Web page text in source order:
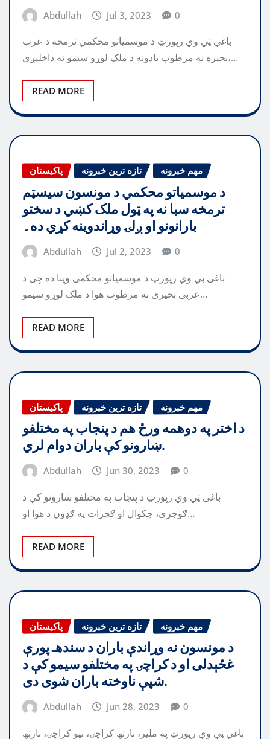
Abdullah Jul 3, 2023 0
باغي ټي وي رپورټ د موسمياتو محکمي ترمخه د عرب
بحيره نه مرطوب بادونه د ملک لوړو سيمو ته داخليږي،…
READ MORE
پاکیستان تازه ترین خبرونه مهم خبرونه
د موسمياتو محکمي د مونسون سيسټم
ترمخه سبا نه په ټول ملک کښي د سختو
بارانونو او ږلۍ وړاندوينه کړي ده۔
Abdullah Jul 2, 2023 0
باغی ټي وي رپورټ د موسمیاتو محکمی وینا ده چی د
عربی بحیری نه مرطوب هوا د ملک لوړو سیمو…
READ MORE
پاکیستان تازه ترین خبرونه مهم خبرونه
د اختر په دوهمه ورځ هم د پنجاب په مختلفو
ښارونو کې باران دوام لري.
Abdullah Jun 30, 2023 0
باغی ټي وي رپورټ د پنجاب په مختلفو ښارونو کې د
ګوجرې، چکوال او ګجرات په ګډون د هوا او…
READ MORE
پاکیستان تازه ترین خبرونه مهم خبرونه
د مونسون نه وړاندې باران د سندهـ پورې
غځېدلی او د کراچۍ په مختلفو سيمو کې د
شپې ناوخته باران شوی دی.
Abdullah Jun 28, 2023 0
باغي ټي وي رپورټ په ملیر، نارتھ کراچۍ، نیو کراچۍ، نارتھ